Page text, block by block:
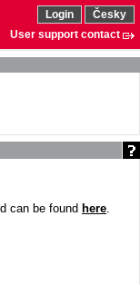
Login
Česky
User support contact
can be found here.